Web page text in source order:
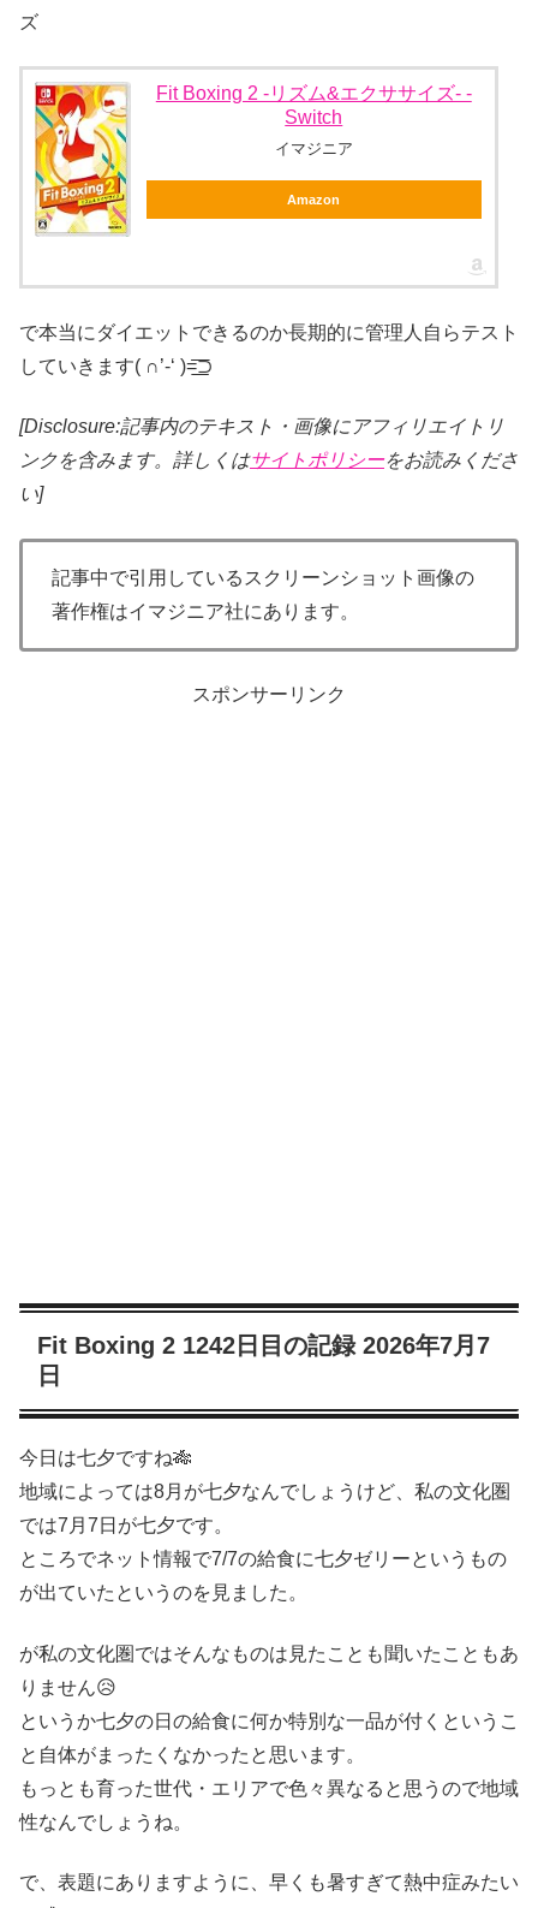
ズ
Fit Boxing 2 -リズム&エクササイズ- -
Switch
イマジニア
Amazon
で本当にダイエットできるのか長期的に管理人自らテスト
していきます( ∩’-‘ )=͟͟͞͞⊃
[Disclosure:記事内のテキスト・画像にアフィリエイトリ
ンクを含みます。詳しくはサイトポリシーをお読みくださ
い]
記事中で引用しているスクリーンショット画像の
著作権はイマジニア社にあります。
スポンサーリンク
Fit Boxing 2 1242日目の記録 2026年7月7
日
今日は七夕ですね🎋
地域によっては8月が七夕なんでしょうけど、私の文化圏
では7月7日が七夕です。
ところでネット情報で7/7の給食に七夕ゼリーというもの
が出ていたというのを見ました。
が私の文化圏ではそんなものは見たことも聞いたこともあ
りません😥
というか七夕の日の給食に何か特別な一品が付くというこ
と自体がまったくなかったと思います。
もっとも育った世代・エリアで色々異なると思うので地域
性なんでしょうね。
で、表題にありますように、早くも暑すぎて熱中症みたい